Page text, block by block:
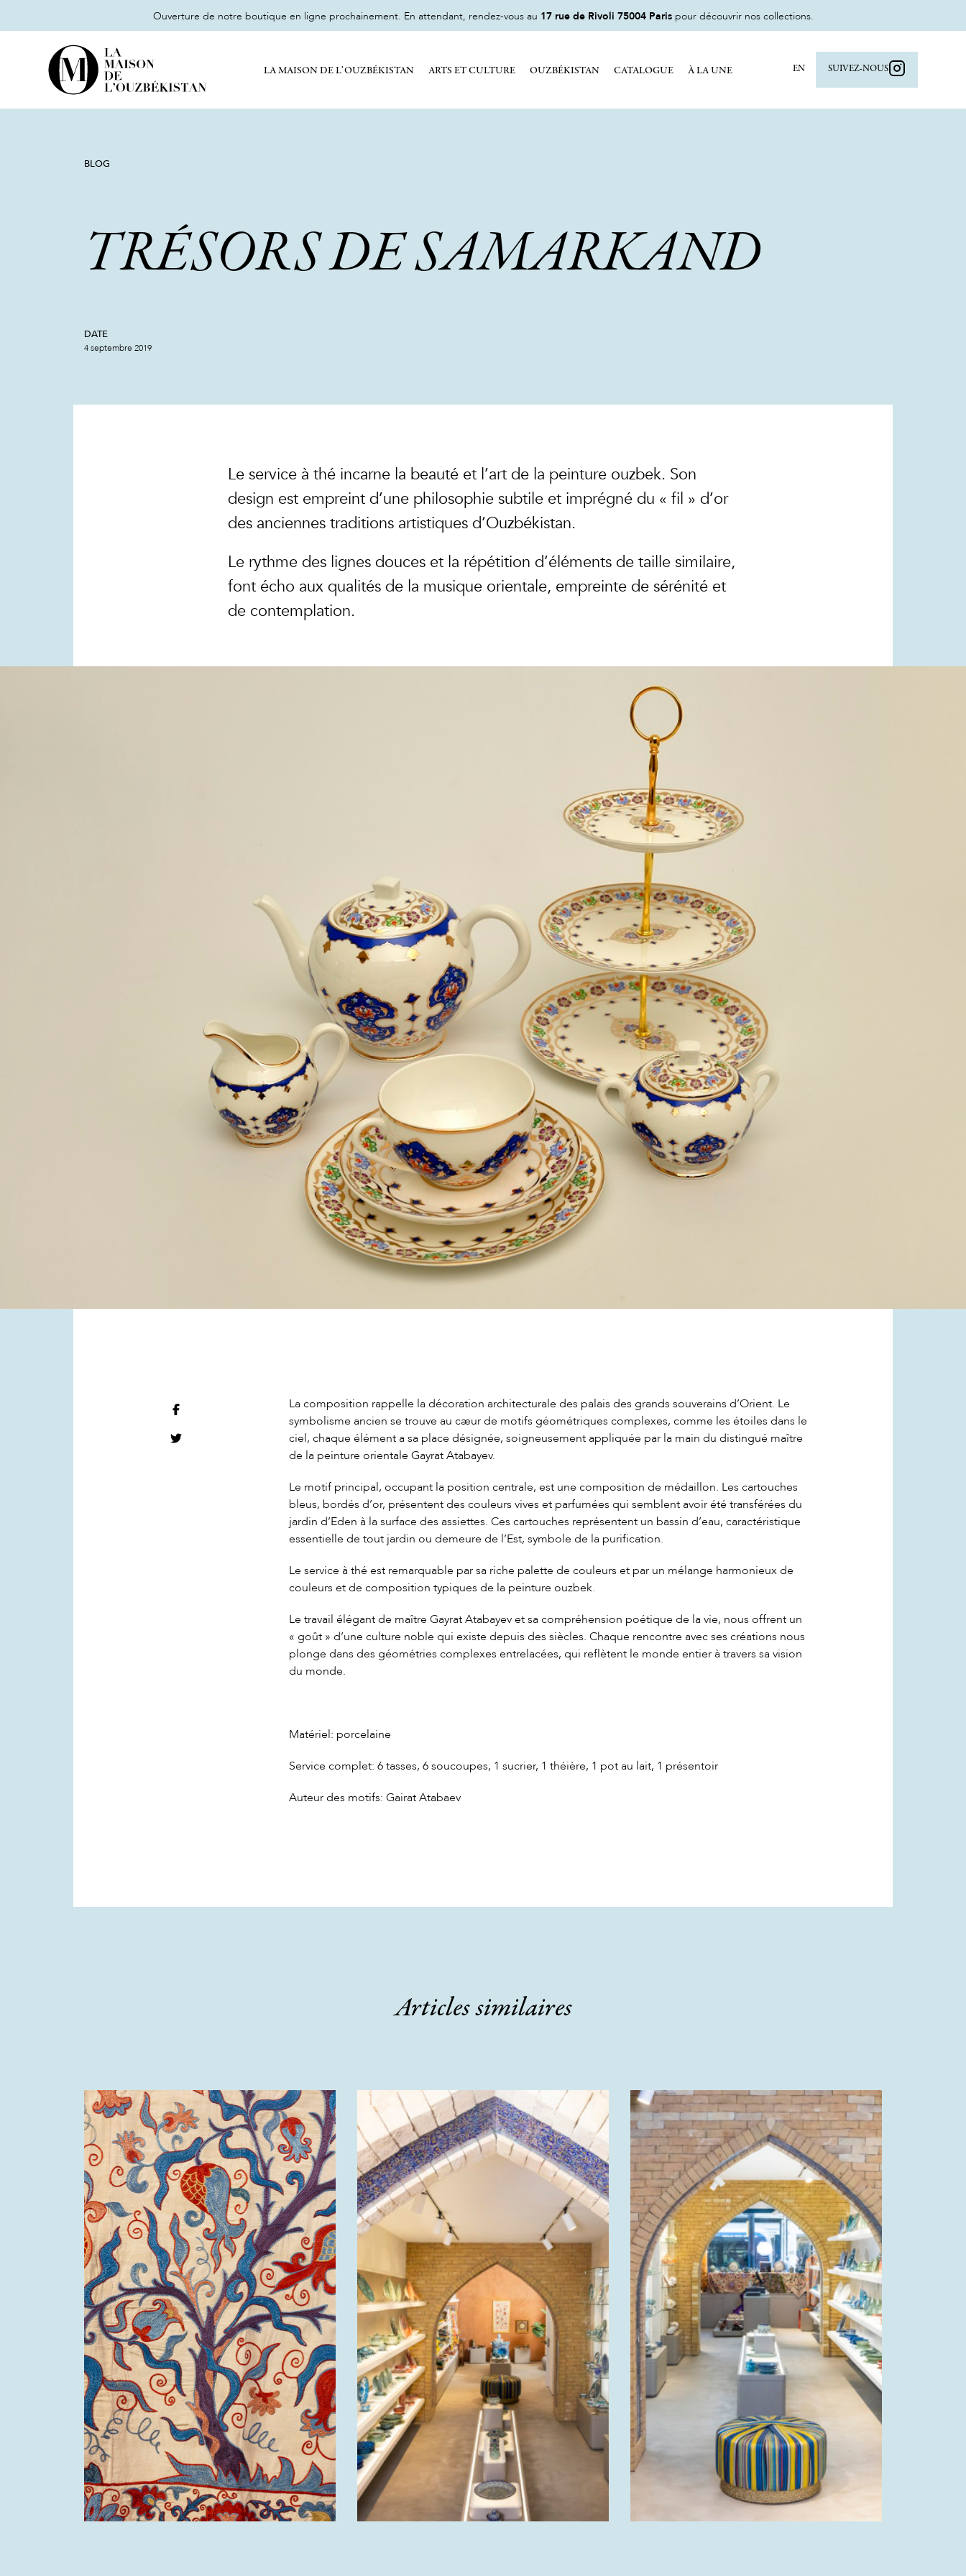
Ouverture de notre boutique en ligne prochainement. En attendant, rendez-vous au 17 rue de Rivoli 75004 Parispour découvrir nos collections.
LA MAISON DE L’OUZBÉKISTAN ARTS ET CULTURE OUZBÉKISTAN CATALOGUE À LA UNE EN SUIVEZ-NOUS
BLOG
TRÉSORS DE SAMARKAND
DATE
4 septembre 2019
Le service à thé incarne la beauté et l’art de la peinture ouzbek. Son
design est empreint d’une philosophie subtile et imprégné du « fil » d’or
des anciennes traditions artistiques d’Ouzbékistan.
Le rythme des lignes douces et la répétition d’éléments de taille similaire,
font écho aux qualités de la musique orientale, empreinte de sérénité et
de contemplation.
La composition rappelle la décoration architecturale des palais des grands souverains d’Orient. Le
symbolisme ancien se trouve au cæur de motifs géométriques complexes, comme les étoiles dans le
ciel, chaque élément a sa place désignée, soigneusement appliquée par la main du distingué maître
de la peinture orientale Gayrat Atabayev.
Le motif principal, occupant la position centrale, est une composition de médaillon. Les cartouches
bleus, bordés d’or, présentent des couleurs vives et parfumées qui semblent avoir été transférées du
jardin d’Eden à la surface des assiettes. Ces cartouches représentent un bassin d’eau, caractéristique
essentielle de tout jardin ou demeure de l’Est, symbole de la purification.
Le service à thé est remarquable par sa riche palette de couleurs et par un mélange harmonieux de
couleurs et de composition typiques de la peinture ouzbek.
Le travail élégant de maître Gayrat Atabayev et sa compréhension poétique de la vie, nous offrent un
« goût » d’une culture noble qui existe depuis des siècles. Chaque rencontre avec ses créations nous
plonge dans des géométries complexes entrelacées, qui reflètent le monde entier à travers sa vision
du monde.
Matériel: porcelaine
Service complet: 6 tasses, 6 soucoupes, 1 sucrier, 1 théière, 1 pot au lait, 1 présentoir
Auteur des motifs: Gairat Atabaev
Articles similaires